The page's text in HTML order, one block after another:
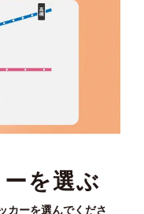
を選ぶ
カーを選んでくださ